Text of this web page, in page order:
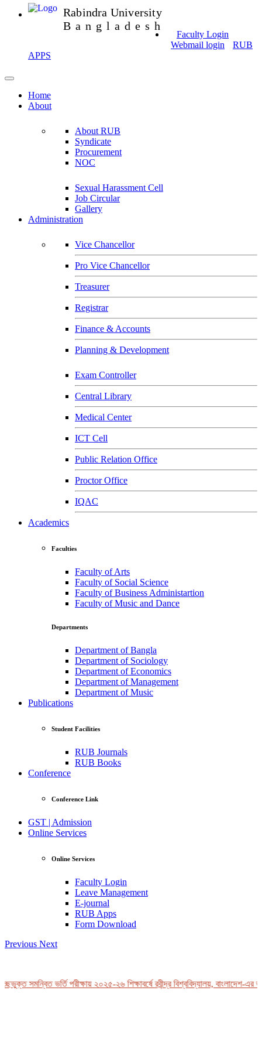
Rabindra University
Bangladesh
Faculty Login
Webmail login
RUB
APPS
Home
About
About RUB
Syndicate
Procurement
NOC
Sexual Harassment Cell
Job Circular
Gallery
Administration
Vice Chancellor
Pro Vice Chancellor
Treasurer
Registrar
Finance & Accounts
Planning & Development
Exam Controller
Central Library
Medical Center
ICT Cell
Public Relation Office
Proctor Office
IQAC
Academics
Faculties
Faculty of Arts
Faculty of Social Science
Faculty of Business Administartion
Faculty of Music and Dance
Departments
Department of Bangla
Department of Sociology
Department of Economics
Department of Management
Department of Music
Publications
Student Facilities
RUB Journals
RUB Books
Conference
Conference Link
GST | Admission
Online Services
Online Services
Faculty Login
Leave Management
E-journal
RUB Apps
Form Download
Previous Next
সমন্বিত ভর্তি পরীক্ষায় ২০২৫-২৬ শিক্ষাবর্ষে রবীন্দ্র বিশ্ববিদ্যালয়, বাংলাদেশ-এর